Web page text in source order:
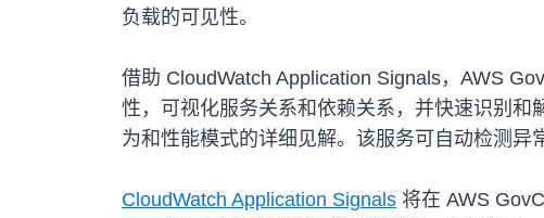
负载的可见性。
借助 CloudWatch Application Signals，AWS
性，可视化服务关系和依赖关系，并快速识别
为和性能模式的详细见解。该服务可自动检测异
CloudWatch Application Signals 将在 AWS